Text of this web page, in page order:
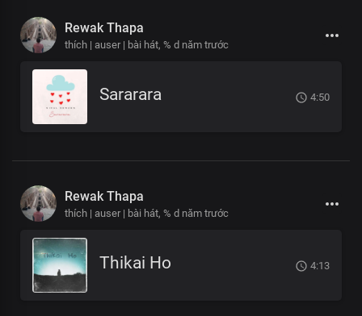
Rewak Thapa
thích | auser | bài hát, % d năm trước
Sararara 4:50
Rewak Thapa
thích | auser | bài hát, % d năm trước
Thikai Ho 4:13